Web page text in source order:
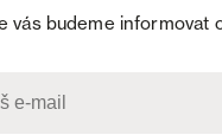
vás budeme informovat